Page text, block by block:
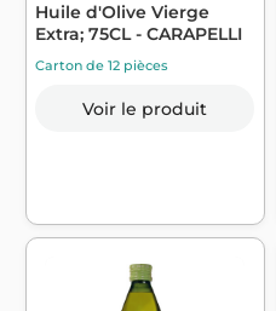
Huile d'Olive Vierge
Extra; 75CL - CARAPELLI
Carton de 12 pièces
Voir le produit